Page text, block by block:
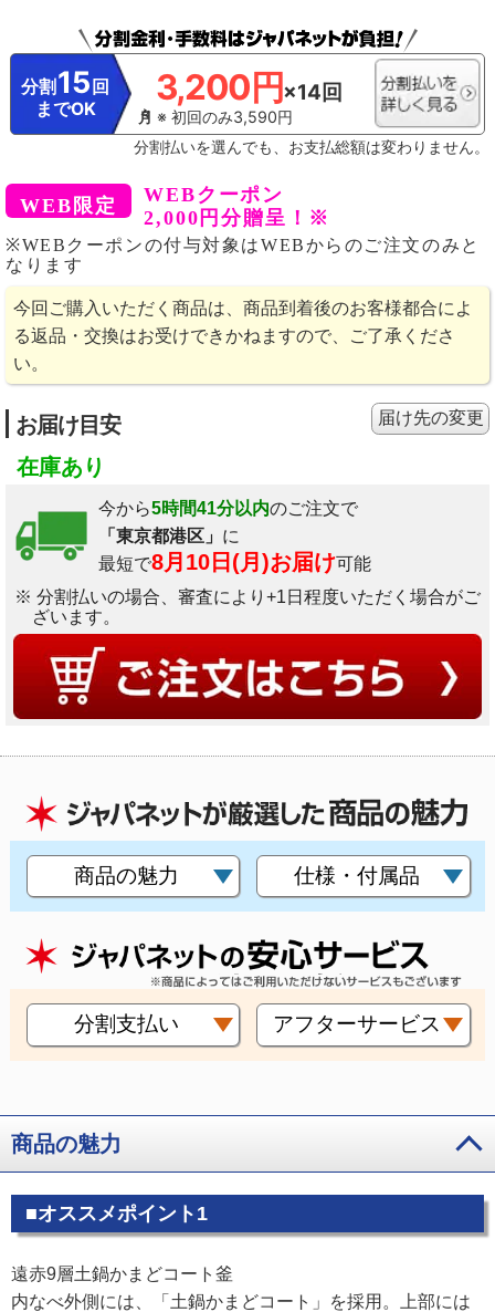
分割 15 回
までOK
3,200円×14回
※ 初回のみ3,590円
分割払いを選んでも、お支払総額は変わりません。
WEBクーポン
2,000円分贈呈！※
※WEBクーポンの付与対象はWEBからのご注文のみと
なります
今回ご購入いただく商品は、商品到着後のお客様都合によ
る返品・交換はお受けできかねますので、ご了承くださ
い。
お届け目安
在庫あり
今から5時間41分以内のご注文で
「東京都港区」 に
最短で8月10日(月)お届け可能
※ 分割払いの場合、審査により+1日程度いただく場合がご
ざいます。
届け先の変更
商品の魅力 仕様・付属品
分割支払い アフターサービス
商品の魅力
■オススメポイント1
遠赤9層土鍋かまどコート釜
内なべ外側には、「土鍋かまどコート」を採用。上部には